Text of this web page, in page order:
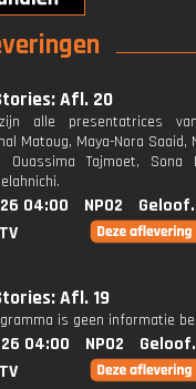
Afl. 20
alle presentatrices
Matoug, Maya-Nora Saaid,
Ouassima Tajmoet, Sona
04:00 NPO2
Afl. 19
is geen informatie
04:00 NPO2